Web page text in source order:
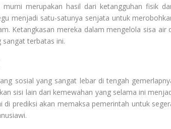
murni merupakan hasil dari ketangguhan fisik
menjadi satu-satunya senjata untuk
Ketangkasan mereka dalam mengelola sisa air
terbatas ini.
sosial yang sangat lebar di tengah
sisi lain dari kemewahan yang selama ini
prediksi akan memaksa pemerintah untuk